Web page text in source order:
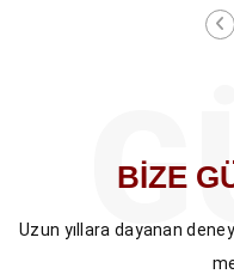
BİZE
Uzun yıllara dayanan